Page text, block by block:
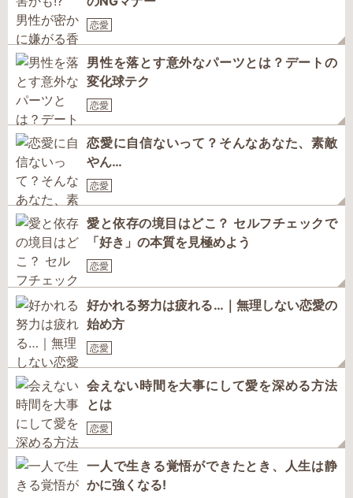
恋愛
男性を落とす意外なパーツとは？デートの
変化球テク
恋愛
恋愛に自信ないって？そんなあなた、素敵
やん…
恋愛
愛と依存の境目はどこ？ セルフチェックで
「好き」の本質を見極めよう
恋愛
好かれる努力は疲れる…｜無理しない恋愛の
始め方
恋愛
会えない時間を大事にして愛を深める方法
とは
恋愛
一人で生きる覚悟ができたとき、人生は静
かに強くなる!